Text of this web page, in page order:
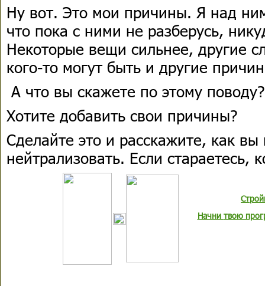
Ну вот. Это мои причины. Я над
что пока с ними не разберусь,
Некоторые вещи сильнее, другие
кого-то могут быть и другие
А что вы скажете по этому поводу?
Хотите добавить свои причины?
Сделайте это и расскажите, как вы
нейтрализовать. Если стараетесь,
Начни твою